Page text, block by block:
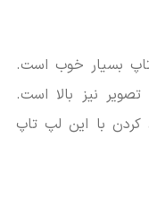
بسیار خوب است.
نیز بالا است.
کردن با این لپ تاپ